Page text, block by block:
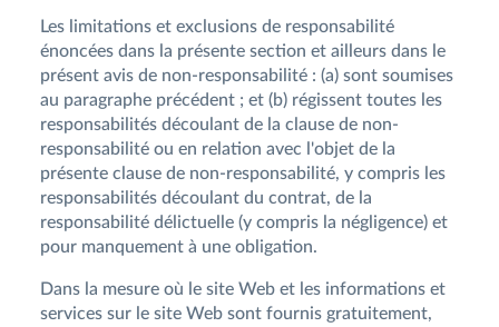
Les limitations et exclusions de responsabilité
énoncées dans la présente section et ailleurs dans le
présent avis de non-responsabilité : (a) sont soumises
au paragraphe précédent ; et (b) régissent toutes les
responsabilités découlant de la clause de non-
responsabilité ou en relation avec l'objet de la
présente clause de non-responsabilité, y compris les
responsabilités découlant du contrat, de la
responsabilité délictuelle (y compris la négligence) et
pour manquement à une obligation.
Dans la mesure où le site Web et les informations et
services sur le site Web sont fournis gratuitement,